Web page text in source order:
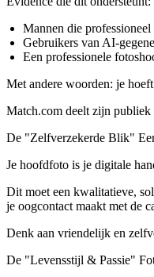
Mannen die
Gebruikers van AI-
Een professionele
Met andere woorden: je
Match.com deelt zijn publiek
De "Zelfverzekerde Blik"
Je hoofdfoto is je digitale
Dit moet een kwalitatieve,
je oogcontact maakt met de
Denk aan vriendelijk en
De "Levensstijl & Passie"